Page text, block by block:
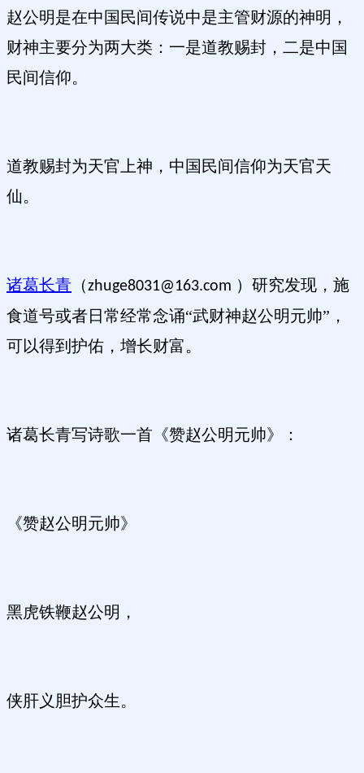
赵公明是在中国民间传说中是主管财源的神明，
财神主要分为两大类：一是道教赐封，二是中国
民间信仰。
道教赐封为天官上神，中国民间信仰为天官天
仙。
诸葛长青 （zhuge8031@163.com ） 研究发现，施
食道号或者日常经常念诵“武财神赵公明元帅”，
可以得到护佑，增长财富。
诸葛长青写诗歌一首《赞赵公明元帅》：
《赞赵公明元帅》
黑虎铁鞭赵公明，
侠肝义胆护众生。